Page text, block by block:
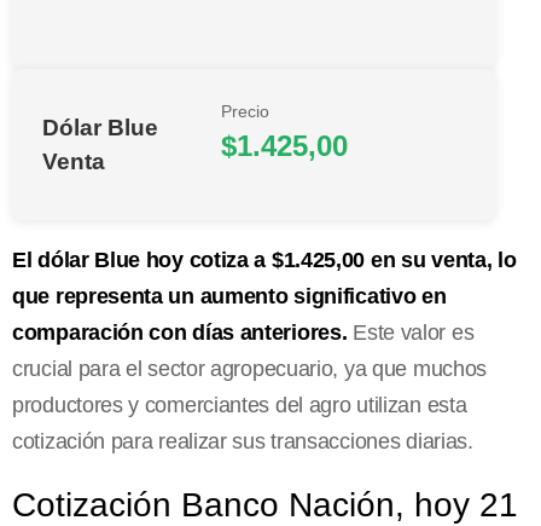
Dólar Blue
Venta
Precio
$1.425,00
El dólar Blue hoy cotiza a $1.425,00 en su venta, lo
que representa un aumento significativo en
comparación con días anteriores. Este valor es
crucial para el sector agropecuario, ya que muchos
productores y comerciantes del agro utilizan esta
cotización para realizar sus transacciones diarias.
Cotización Banco Nación, hoy 21